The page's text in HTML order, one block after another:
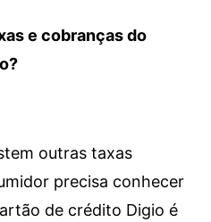
e cobranças do
outras taxas
precisa conhecer
de crédito Digio é